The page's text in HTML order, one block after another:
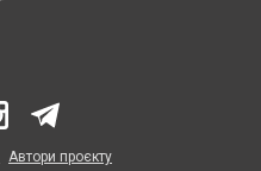
Автори проєкту